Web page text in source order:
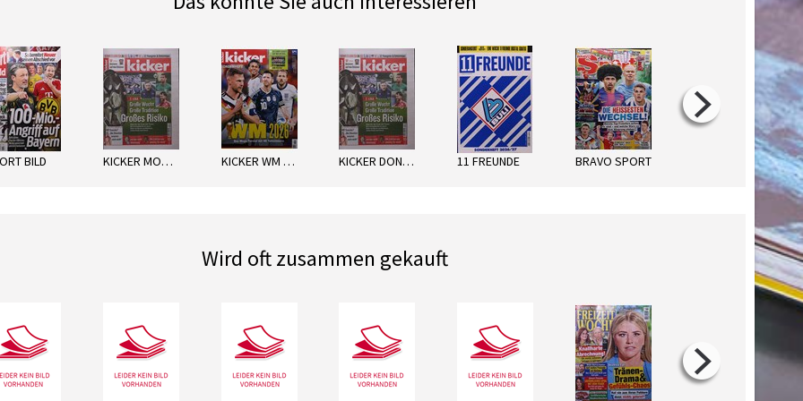
BILD KICKER MONTAG KICKER WM 2026 KICKER DONNERSTAG 11 FREUNDE BRAVO SPORT SPORT BILD SH WM 2026
next
Wird oft zusammen gekauft
next